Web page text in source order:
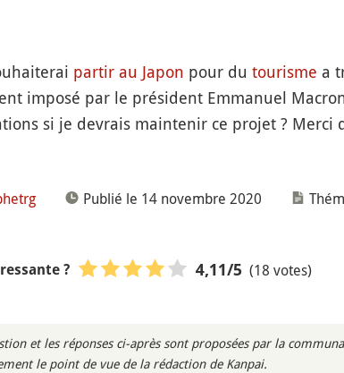
partir au Japon pour du tourisme a
imposé par le président Emmanuel
si je devrais maintenir ce projet ? Merci
Publié le 14 novembre 2020
? 4,11/5 (18 votes)
et les réponses ci-après sont proposées par la
le point de vue de la rédaction de Kanpai.